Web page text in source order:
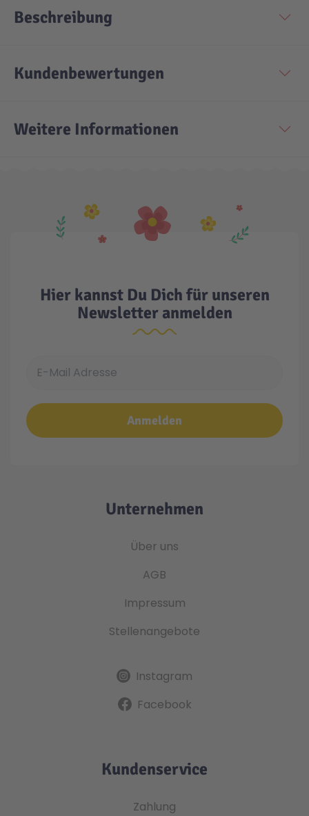
Aktion
Seltene Artikel
Beschreibung
Kundenbewertungen
Weitere Informationen
Hier kannst Du Dich für unseren
Newsletter anmelden
Anmelden
Unternehmen
Über uns
AGB
Impressum
Stellenangebote
Instagram
Facebook
Kundenservice
Zahlung